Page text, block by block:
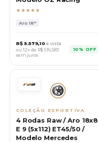
★★★★★
Aro18"
R$ 5.579,10 à vista
ou 12x de R$516,583
sem juros
10% OFF
COLEÇÃO ESPORTIVA
4 Rodas Raw / Aro 18x8
E 9 (5x112) ET45/50 /
Modelo Mercedes